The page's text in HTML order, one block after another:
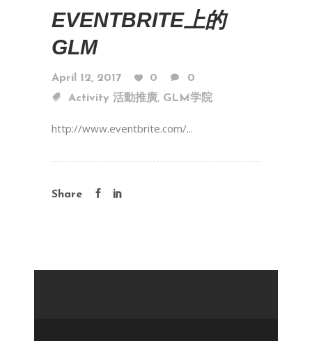
EVENTBRITE上的
GLM
April 12, 2017 0
0
Activity 活動推廣, GLM学院
http://www.eventbrite.com/...
Share